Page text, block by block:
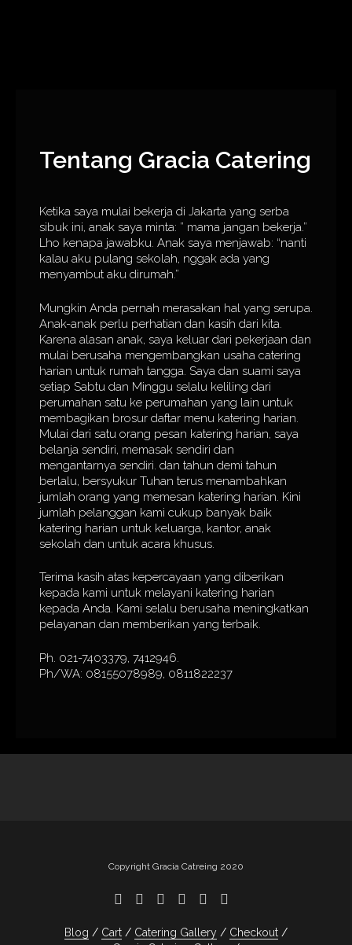
Tentang Gracia Catering
Ketika saya mulai bekerja di Jakarta yang serba
sibuk ini, anak saya minta: ” mama jangan bekerja.”
Lho kenapa jawabku. Anak saya menjawab: “nanti
kalau aku pulang sekolah, nggak ada yang
menyambut aku dirumah.”
Mungkin Anda pernah merasakan hal yang serupa.
Anak-anak perlu perhatian dan kasih dari kita.
Karena alasan anak, saya keluar dari pekerjaan dan
mulai berusaha mengembangkan usaha catering
harian untuk rumah tangga. Saya dan suami saya
setiap Sabtu dan Minggu selalu keliling dari
perumahan satu ke perumahan yang lain untuk
membagikan brosur daftar menu katering harian.
Mulai dari satu orang pesan katering harian, saya
belanja sendiri, memasak sendiri dan
mengantarnya sendiri. dan tahun demi tahun
berlalu, bersyukur Tuhan terus menambahkan
jumlah orang yang memesan katering harian. Kini
jumlah pelanggan kami cukup banyak baik
katering harian untuk keluarga, kantor, anak
sekolah dan untuk acara khusus.
Terima kasih atas kepercayaan yang diberikan
kepada kami untuk melayani katering harian
kepada Anda. Kami selalu berusaha meningkatkan
pelayanan dan memberikan yang terbaik.
Ph. 021-7403379, 7412946.
Ph/WA: 08155078989, 0811822237
Copyright Gracia Catreing 2020
Blog Cart Catering Gallery
Checkout